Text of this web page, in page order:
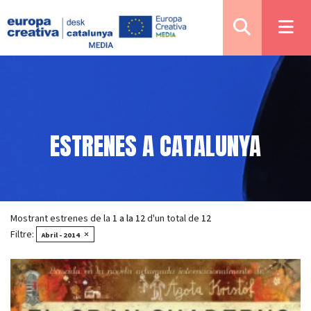
ESTRENES A CATALUNYA
Mostrant estrenes de la 1 a la 12d'un total de 12
Filtre:
Abril - 2014 ×